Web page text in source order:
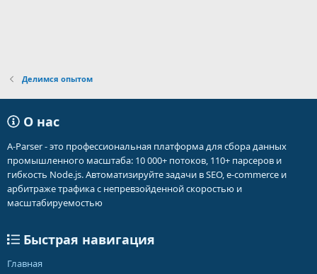
Делимся опытом
О нас
A-Parser - это профессиональная платформа для сбора данных
промышленного масштаба: 10 000+ потоков, 110+ парсеров и
гибкость Node.js. Автоматизируйте задачи в SEO, e-commerce и
арбитраже трафика с непревзойденной скоростью и
масштабируемостью
Быстрая навигация
Главная